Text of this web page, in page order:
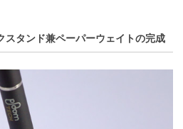
スタンド兼ペーパーウェイトの完成